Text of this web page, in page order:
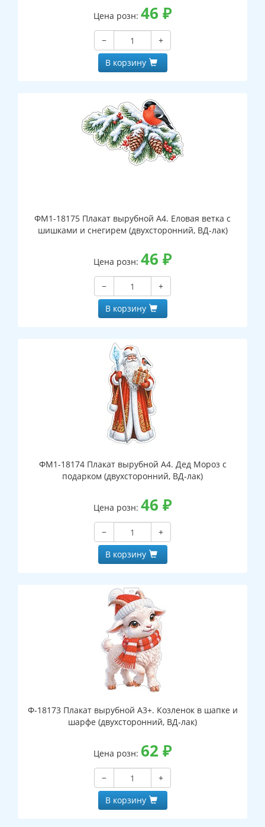
Цена розн: 46 ₽
−
+
В корзину
ФМ1-18175 Плакат вырубной А4. Еловая ветка с
шишками и снегирем (двухсторонний, ВД-лак)
Цена розн: 46 ₽
−
+
В корзину
ФМ1-18174 Плакат вырубной А4. Дед Мороз с
подарком (двухсторонний, ВД-лак)
Цена розн: 46 ₽
−
+
В корзину
Ф-18173 Плакат вырубной А3+. Козленок в шапке и
шарфе (двухсторонний, ВД-лак)
Цена розн: 62 ₽
−
+
В корзину